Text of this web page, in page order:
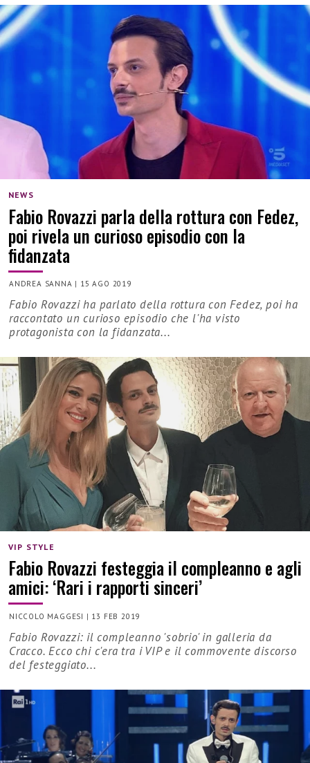
NEWS
Fabio Rovazzi parla della rottura con Fedez,
poi rivela un curioso episodio con la
fidanzata
ANDREA SANNA | 15 AGO 2019
Fabio Rovazzi ha parlato della rottura con Fedez, poi ha
raccontato un curioso episodio che l'ha visto
protagonista con la fidanzata...
VIP STYLE
Fabio Rovazzi festeggia il compleanno e agli
amici: ‘Rari i rapporti sinceri’
NICCOLO MAGGESI | 13 FEB 2019
Fabio Rovazzi: il compleanno 'sobrio' in galleria da
Cracco. Ecco chi c'era tra i VIP e il commovente discorso
del festeggiato...